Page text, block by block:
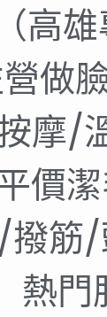
高
做
摩/
價
筋/
熱門